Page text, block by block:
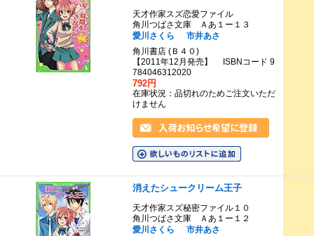
天才作家スズ恋愛ファイル
角川つばさ文庫 Ａあ１ー１３
愛川さくら
市井あさ
角川書店 (Ｂ４０)
【2011年12月発売】 ISBNコード 9
784046312020
792円
在庫状況：品切れのためご注文いただ
けません
消えたシュークリーム王子
天才作家スズ秘密ファイル１０
角川つばさ文庫 Ａあ１ー１２
愛川さくら
市井あさ